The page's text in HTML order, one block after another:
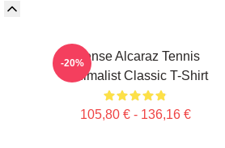
Intense Alcaraz Tennis
Minimalist Classic T-Shirt
105,80 € - 136,16 €
-20%